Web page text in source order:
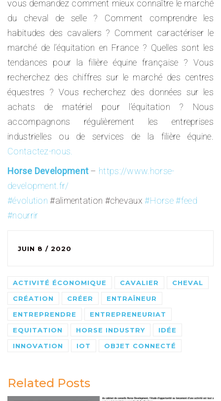
vous demandez comment mieux connaître le marché
du cheval de selle ? Comment comprendre les
habitudes des cavaliers ? Comment caractériser le
marché de l’équitation en France ? Quelles sont les
tendances pour la filière équine française ? Vous
recherchez des chiffres sur le marché des centres
équestres ? Vous recherchez des données sur les
achats de matériel pour l’équitation ? Nous
accompagnons régulièrement les entreprises
industrielles ou de services de la filière équine.
Contactez-nous.
Horse Development– https://www.horse-
development.fr/
#évolution #alimentation #chevaux#Horse #feed
#nourrir
JUIN 8 / 2020
ACTIVITÉ ÉCONOMIQUE CAVALIER
CHEVAL
CRÉATION
CRÉER
ENTRAÎNEUR
ENTREPRENDRE
ENTREPRENEURIAT
EQUITATION
HORSE INDUSTRY
IDÉE
INNOVATION
IOT OBJET CONNECTÉ
Related Posts